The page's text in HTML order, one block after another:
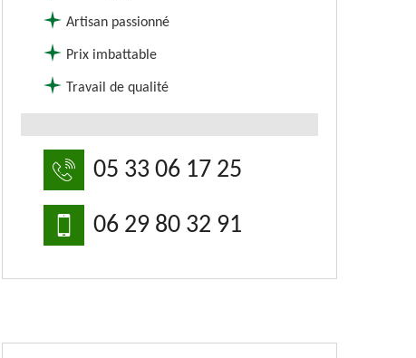
Artisan passionné
Prix imbattable
Travail de qualité
05 33 06 17 25
06 29 80 32 91